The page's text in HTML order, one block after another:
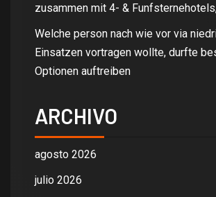
zusammen mit 4- &
Welche person nach wie vor via
Einsatzen vortragen wollte, durfte
Optionen auftreiben
ARCHIVO
agosto 2026
julio 2026